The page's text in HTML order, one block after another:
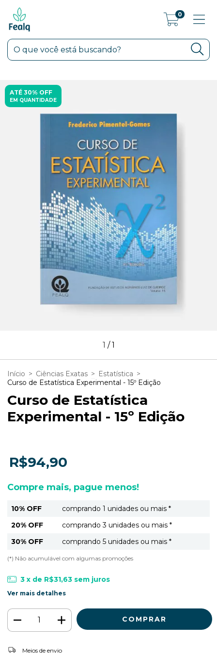
0
ATÉ 30% OFF
EM QUANTIDADE
1 /1
Início > Ciências Exatas > Estatística >
Curso de Estatística Experimental - 15º Edição
Curso de Estatística
Experimental - 15º Edição
R$94,90
Compre mais, pague menos!
10% OFF
comprando 1 unidades ou mais *
20% OFF
comprando 3 unidades ou mais *
30% OFF
comprando 5 unidades ou mais *
(*) Não acumulável com algumas promoções
3 x de R$31,63 sem juros
Ver mais detalhes
Entregas para o CEP:
Meios de envio